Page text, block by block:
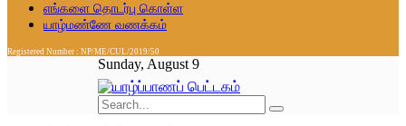
எங்களை தொடர்பு கொள்ள
யாழ்மண்ணே வணக்கம்
Registered Number : NP/ME/CUL/2019/50
Sunday, August 9